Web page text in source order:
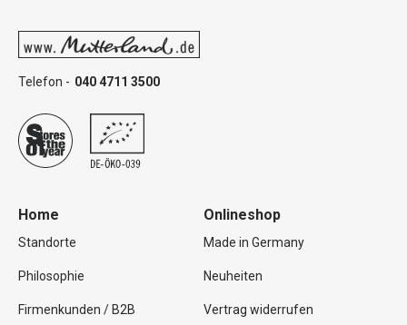
Telefon - 040 4711 3500
Home
Standorte
Philosophie
Firmenkunden / B2B
Onlineshop
Made in Germany
Neuheiten
Vertrag widerrufen